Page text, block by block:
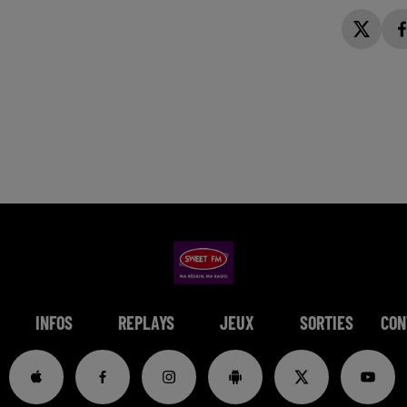
INFOS REPLAYS JEUX SORTIES